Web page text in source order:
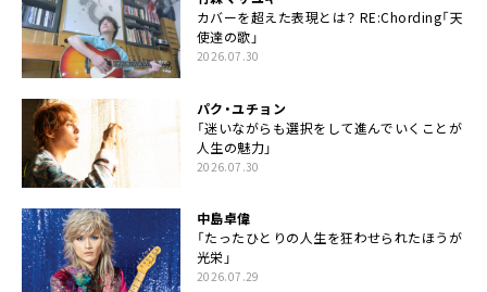
カバーを超えた表現とは？ RE:Chording「天
使達の歌」
2026.07.30
パク・ユチョン
「迷いながらも選択をして進んでいくことが
人生の魅力」
2026.07.30
中島卓偉
「たったひとりの人生を狂わせられたほうが
光栄」
2026.07.29